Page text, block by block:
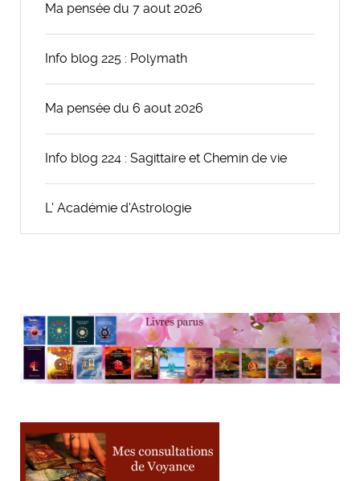
Ma pensée du 7 aout 2026
Info blog 225 : Polymath
Ma pensée du 6 aout 2026
Info blog 224 : Sagittaire et Chemin de vie
L' Académie d'Astrologie